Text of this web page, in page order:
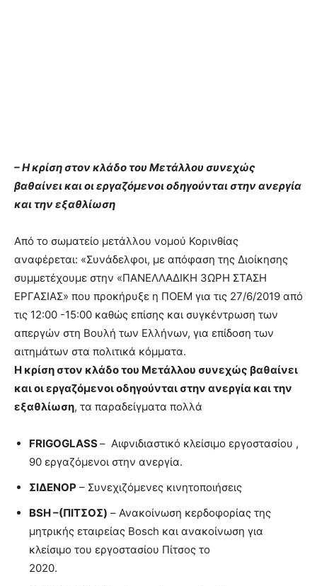
– Η κρίση στον κλάδο του Μετάλλου συνεχώς
βαθαίνει και οι εργαζόμενοι οδηγούνται στην ανεργία
και την εξαθλίωση
Από το σωματείο μετάλλου νομού Κορινθίας
αναφέρεται: «Συνάδελφοι, με απόφαση της Διοίκησης
συμμετέχουμε στην «ΠΑΝΕΛΛΑΔΙΚΗ 3ΩΡΗ ΣΤΑΣΗ
ΕΡΓΑΣΙΑΣ» που προκήρυξε η ΠΟΕΜ για τις 27/6/2019 από
τις 12:00 -15:00 καθώς επίσης και συγκέντρωση των
απεργών στη Βουλή των Ελλήνων, για επίδοση των
αιτημάτων στα πολιτικά κόμματα.
Η κρίση στον κλάδο του Μετάλλου συνεχώς βαθαίνει
και οι εργαζόμενοι οδηγούνται στην ανεργία και την
εξαθλίωση, τα παραδείγματα πολλά
FRIGOGLASS– Αιφνιδιαστικό κλείσιμο εργοστασίου ,
90 εργαζόμενοι στην ανεργία.
ΣΙΔΕΝΟΡ – Συνεχιζόμενες κινητοποιήσεις
BSH–(ΠΙΤΣΟΣ) – Ανακοίνωση κερδοφορίας της
μητρικής εταιρείας Bosch και ανακοίνωση για
κλείσιμο του εργοστασίου Πίτσος το
2020.